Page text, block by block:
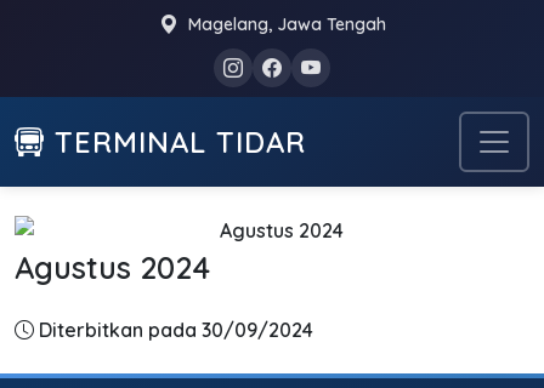
Magelang, Jawa Tengah
TERMINAL TIDAR
Agustus 2024
Diterbitkan pada 30/09/2024